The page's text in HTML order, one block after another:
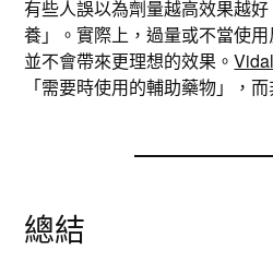
有些人誤以為劑量越高效果越
養」。實際上，過量或不當使
並不會帶來更理想的效果。
「需要時使用的輔助藥物」，
總結